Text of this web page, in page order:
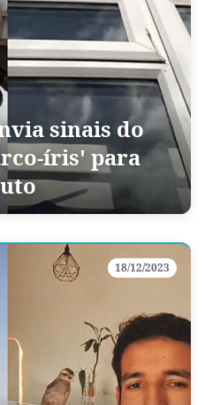
sinais do
íris' para
18/12/2023